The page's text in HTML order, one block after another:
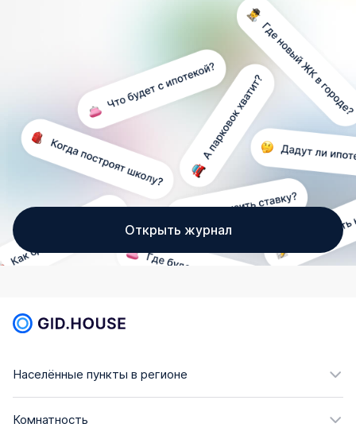
Открыть журнал
Населённые пункты в регионе
Комнатность